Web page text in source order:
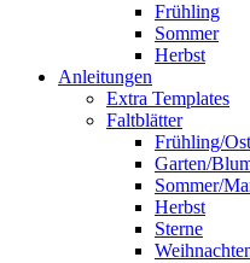
Frühling
Sommer
Herbst
Anleitungen
Extra Templates
Faltblätter
Frühling/
Garten/
Sommer/
Herbst
Sterne